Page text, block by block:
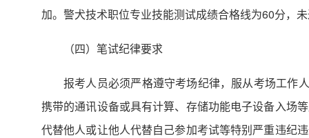
加。警犬技术职位专业技能测试成绩合格线为60分，
（四）笔试纪律要求
报考人员必须严格遵守考场纪律，服从考场工作
携带的通讯设备或具有计算、存储功能电子设备入场
代替他人或让他人代替自己参加考试等特别严重违纪